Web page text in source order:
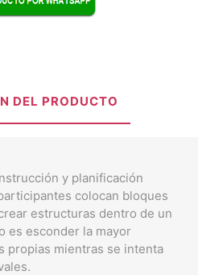
DEL PRODUCTO
y planificación
colocan bloques
estructuras dentro de un
es esconder la mayor
propias mientras se intenta